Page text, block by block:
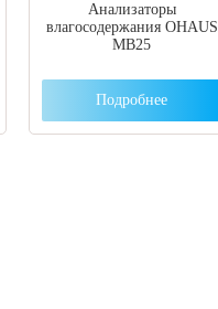
Анализаторы
влагосодержания OHAUS
MB25
Подробнее